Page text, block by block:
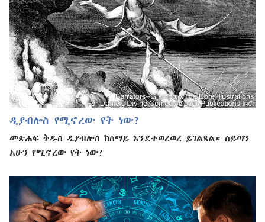
ዲያብሎስ የሚኖረው የት ነው?
መጽሐፍ ቅዱስ ዲያብሎስ ከሰማይ እንደተወረወረ ይገልጻል። ሰይጣን
አሁን የሚኖረው የት ነው?